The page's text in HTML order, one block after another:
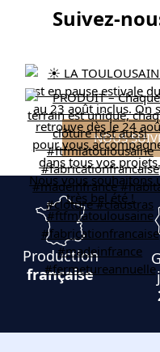
Suivez-
NOUS
Production
française